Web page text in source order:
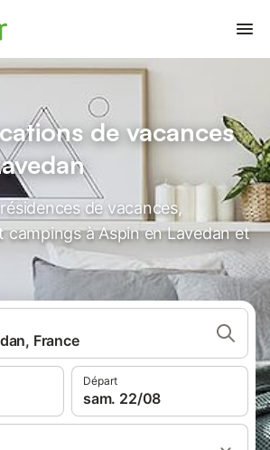
de vacances
de vacances,
à Aspin en Lavedan et
France
Départ
sam. 22/08